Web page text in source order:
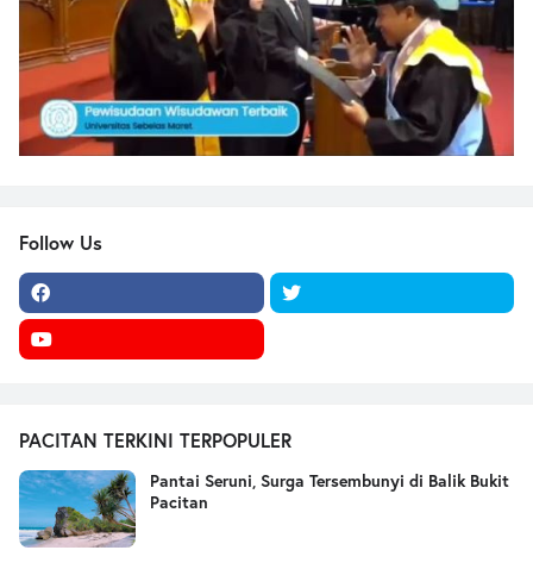
Follow Us
PACITAN TERKINI TERPOPULER
Pantai Seruni, Surga Tersembunyi di Balik Bukit
Pacitan